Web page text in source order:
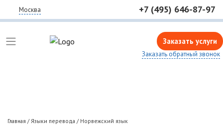
Москва +7 (495) 646-87-97
Заказать услуги
Заказать обратный звонок
Главная /Языки перевода / Норвежский язык